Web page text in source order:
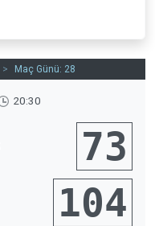
> Maç Günü: 28
20:30
73
104